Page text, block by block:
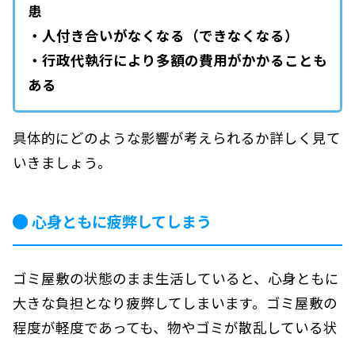
患
・人付き合いがなくなる（できなくなる）
・行政代執行により多額の費用がかかることも
ある
具体的にどのような影響が考えられるか詳しく見て
いきましょう。
心身ともに疲弊してしまう
ゴミ屋敷の状態のまま生活していると、心身ともに
大きな負担となり疲弊してしまいます。ゴミ屋敷の
程度が軽度であっても、物やゴミが散乱している状